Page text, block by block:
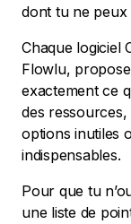
dont tu ne peux
Chaque logiciel
Flowlu,
exactement ce
des
options inutiles
indispensables.
Pour que tu
une liste de